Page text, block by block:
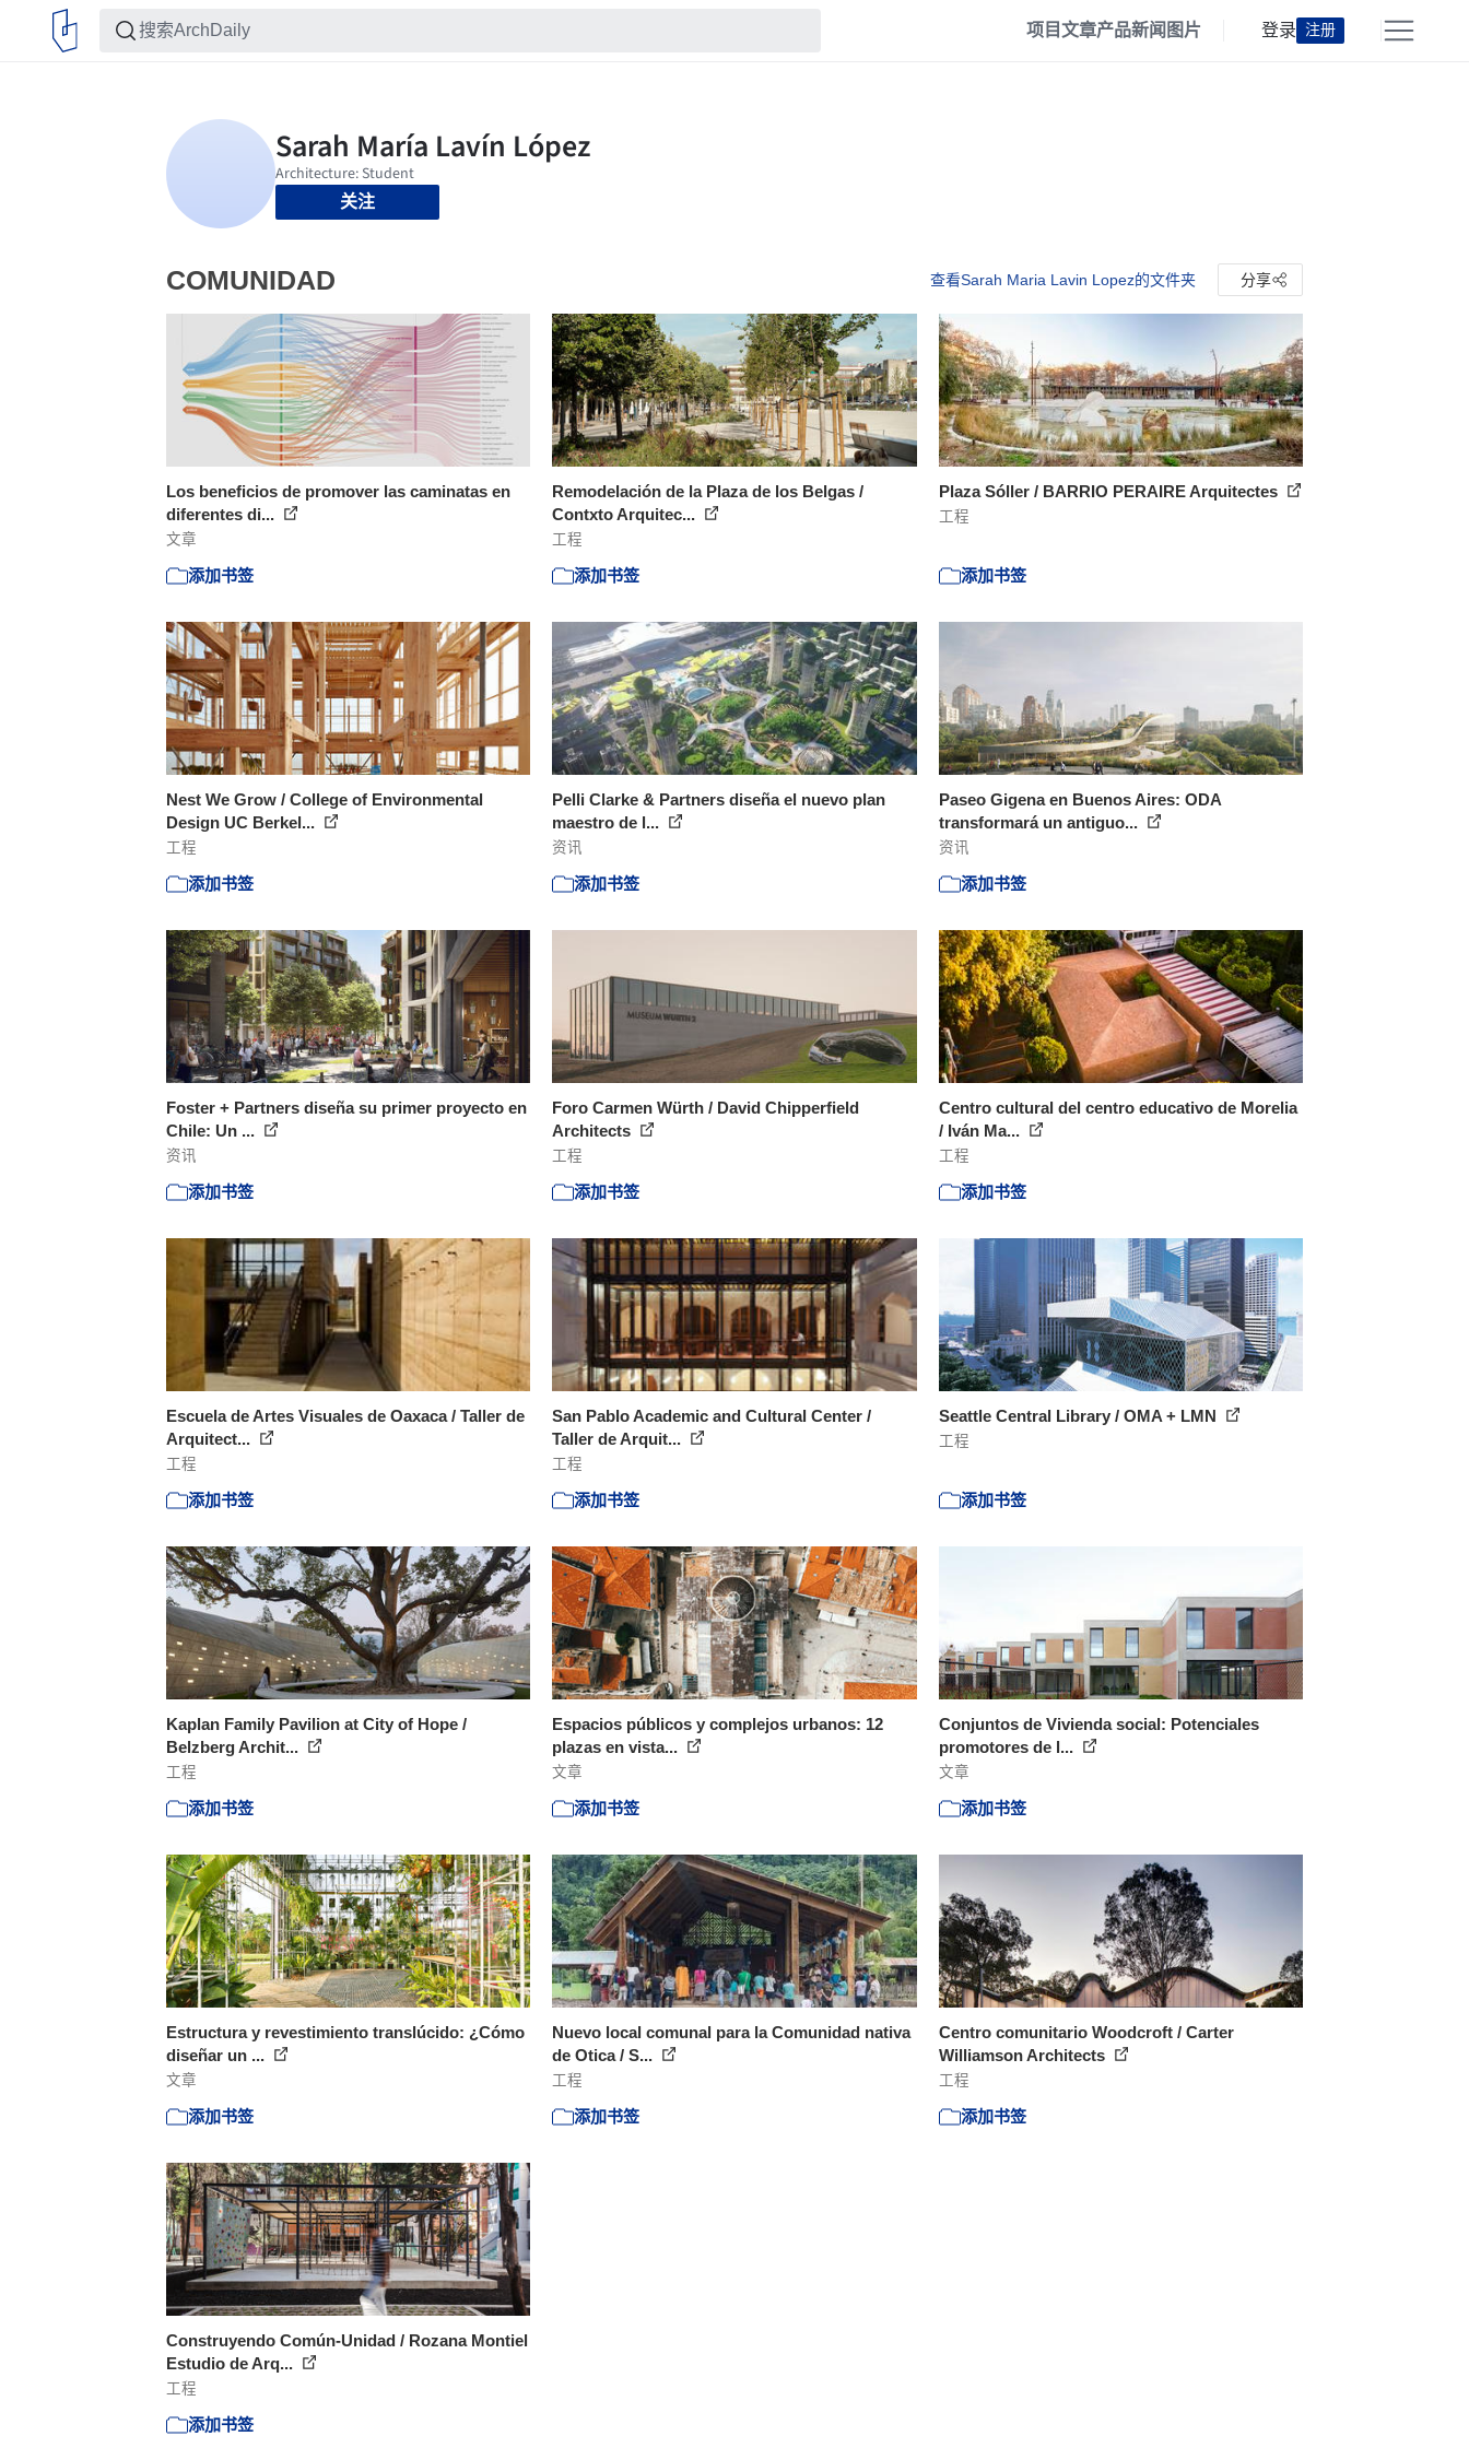
项目文章产品新闻 图片 登录 注册
关注
COMUNIDAD 查看Sarah Maria Lavin Lopez的文件夹 分享
Los beneficios de promover las caminatas en
diferentes di...
文章
添加书签
Remodelación de la Plaza de los Belgas /
Contxto Arquitec...
工程
添加书签
Plaza Sóller / BARRIO PERAIRE Arquitectes
工程
添加书签
Nest We Grow / College of Environmental
Design UC Berkel...
工程
添加书签
Pelli Clarke & Partners diseña el nuevo plan
maestro de l...
资讯
添加书签
Paseo Gigena en Buenos Aires: ODA
transformará un antiguo...
资讯
添加书签
Foster + Partners diseña su primer proyecto en
Chile: Un ...
资讯
添加书签
Foro Carmen Würth / David Chipperfield
Architects
工程
添加书签
Centro cultural del centro educativo de Morelia
/ Iván Ma...
工程
添加书签
Escuela de Artes Visuales de Oaxaca / Taller de
Arquitect...
工程
添加书签
San Pablo Academic and Cultural Center /
Taller de Arquit...
工程
添加书签
Seattle Central Library / OMA + LMN
工程
添加书签
Kaplan Family Pavilion at City of Hope /
Belzberg Archit...
工程
添加书签
Espacios públicos y complejos urbanos: 12
plazas en vista...
文章
添加书签
Conjuntos de Vivienda social: Potenciales
promotores de l...
文章
添加书签
Estructura y revestimiento translúcido: ¿Cómo
diseñar un ...
文章
添加书签
Nuevo local comunal para la Comunidad nativa
de Otica / S...
工程
添加书签
Centro comunitario Woodcroft / Carter
Williamson Architects
工程
添加书签
Construyendo Común-Unidad / Rozana Montiel
Estudio de Arq...
工程
添加书签